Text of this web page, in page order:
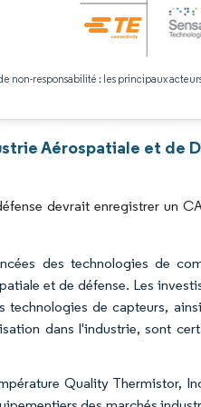
non-responsabilité : les principaux
Aérospatiale et de
devrait enregistrer un
des technologies de
et de défense. Les
de capteurs,
dans l'industrie, sont
Quality Thermistor,